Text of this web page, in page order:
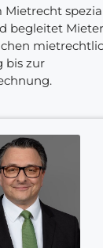
Mietrecht
begleitet
bis zur